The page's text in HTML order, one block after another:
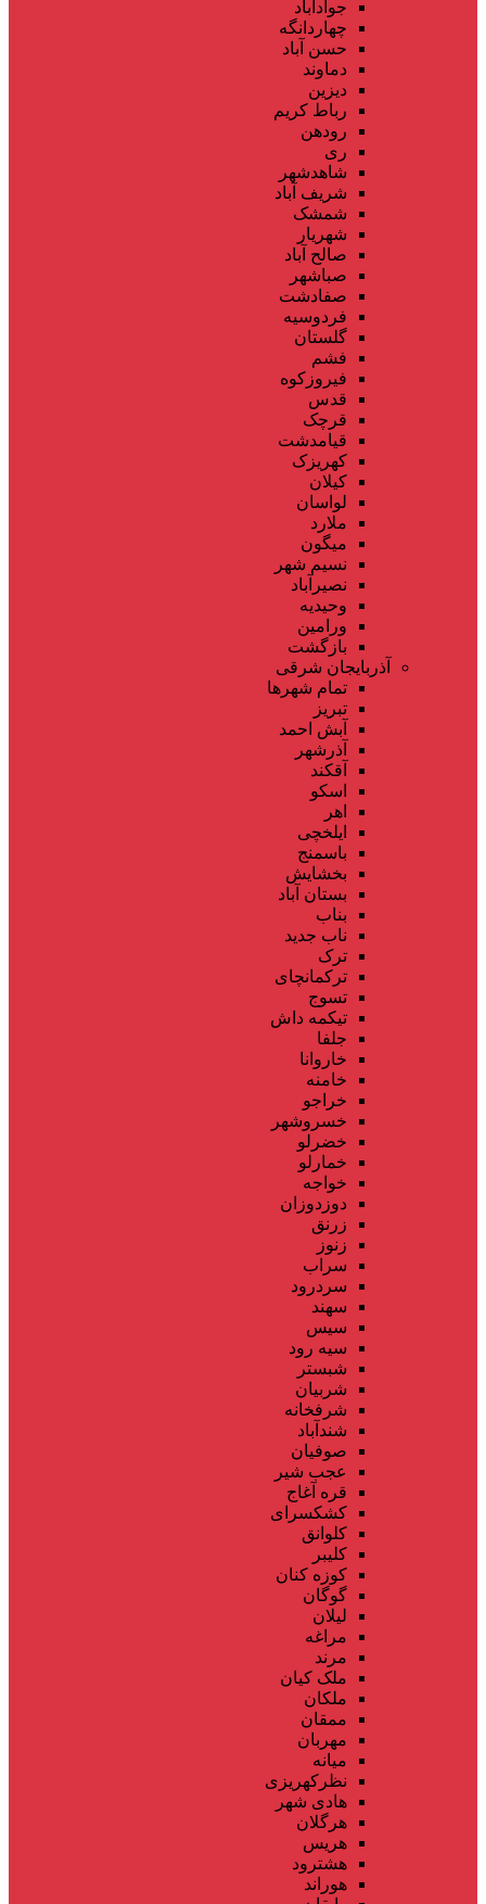
جوادآباد
چهاردانگه
حسن آباد
دماوند
دیزین
رباط کریم
رودهن
ری
شاهدشهر
شریف آباد
شمشک
شهریار
صالح آباد
صباشهر
صفادشت
فردوسیه
گلستان
فشم
فیروزکوه
قدس
قرچک
قیامدشت
کهریزک
کیلان
لواسان
ملارد
میگون
نسیم شهر
نصیرآباد
وحیدیه
ورامین
بازگشت
آذربایجان شرقی
تمام شهر‌ها
تبریز
آبش احمد
آذرشهر
آقکند
اسکو
اهر
ایلخچی
باسمنج
بخشایش
بستان آباد
بناب
ناب جدید
ترک
ترکمانچای
تسوج
تیکمه داش
جلفا
خاروانا
خامنه
خراجو
خسروشهر
خضرلو
خمارلو
خواجه
دوزدوزان
زرنق
زنوز
سراب
سردرود
سهند
سیس
سیه رود
شبستر
شربیان
شرفخانه
شندآباد
صوفیان
عجب شیر
قره آغاج
کشکسرای
کلوانق
کلیبر
کوزه کنان
گوگان
لیلان
مراغه
مرند
ملک کیان
ملکان
ممقان
مهربان
میانه
نظرکهریزی
هادی شهر
هرگلان
هریس
هشترود
هوراند